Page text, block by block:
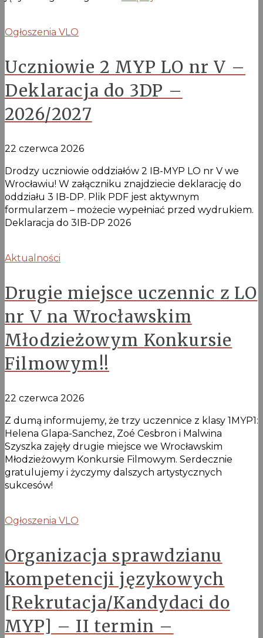
Ogłoszenia VLO
Uczniowie 2 MYP LO nr V –
Deklaracja do 3DP –
2026/2027
22 czerwca 2026
Drodzy uczniowie oddziałów 2 IB-MYP LO nr V we
Wrocławiu! W załączniku znajdziecie deklarację do
oddziału 3 IB-DP. Plik PDF jest aktywnym
formularzem – możecie wypełniać przed wydrukiem.
Deklaracja do 3IB-DP 2026
Aktualności
Drugie miejsce uczennic z LO
nr V na Wrocławskim
Młodzieżowym Konkursie
Filmowym!!
22 czerwca 2026
Z dumą informujemy, że trzy uczennice z klasy 1MYP1:
Helena Glapa-Sanchez, Zoé Cesbron i Malwina
Szyszka zajęły drugie miejsce we Wrocławskim
Młodzieżowym Konkursie Filmowym. Serdecznie
gratulujemy i życzymy dalszych artystycznych
sukcesów!
Ogłoszenia VLO
Organizacja sprawdzianu
kompetencji językowych
[Rekrutacja/Kandydaci do
MYP] – II termin –